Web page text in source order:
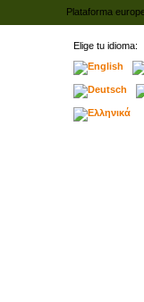
Elige tu idioma:
Plataforma